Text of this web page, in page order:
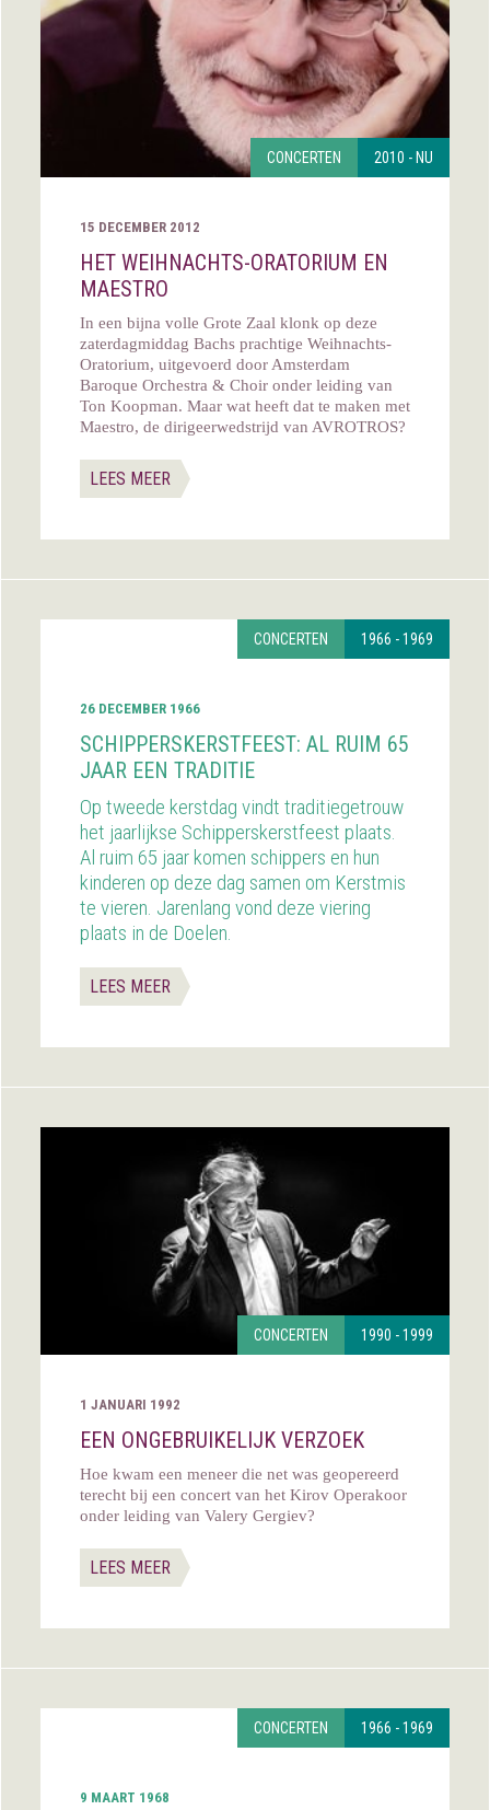
CONCERTEN 2010 - NU
15 DECEMBER 2012
HET WEIHNACHTS-ORATORIUM EN
MAESTRO
In een bijna volle Grote Zaal klonk op deze
zaterdagmiddag Bachs prachtige Weihnachts-
Oratorium, uitgevoerd door Amsterdam
Baroque Orchestra & Choir onder leiding van
Ton Koopman. Maar wat heeft dat te maken met
Maestro, de dirigeerwedstrijd van AVROTROS?
LEES MEER
CONCERTEN 1966 - 1969
26 DECEMBER 1966
SCHIPPERSKERST­FEEST: AL RUIM 65
JAAR EEN TRADITIE
Op tweede kerstdag vindt traditiegetrouw
het jaarlijkse Schipperskerstfeest plaats.
Al ruim 65 jaar komen schippers en hun
kinderen op deze dag samen om Kerstmis
te vieren. Jarenlang vond deze viering
plaats in de Doelen.
LEES MEER
CONCERTEN 1990 - 1999
1 JANUARI 1992
EEN ONGEBRUIKELIJK VERZOEK
Hoe kwam een meneer die net was geopereerd
terecht bij een concert van het Kirov Operakoor
onder leiding van Valery Gergiev?
LEES MEER
CONCERTEN 1966 - 1969
9 MAART 1968